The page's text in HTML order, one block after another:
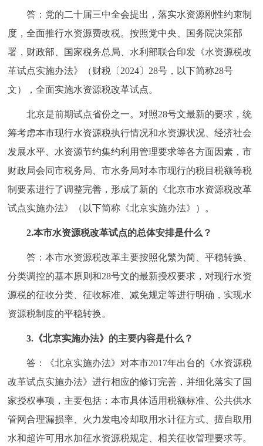
答：党的二十届三中全会提出，落实水资源刚性约束制
度，全面推行水资源费改税。按照党中央、国务院决策部
署，财政部、国家税务总局、水利部联合印发《水资源税改
革试点实施办法》（财税〔2024〕28号，以下简称28号
文），全面实施水资源税改革试点。
北京是前期试点省份之一。对照28号文最新的要求，统
筹考虑本市现行水资源税执行情况和水资源状况、经济社会
发展水平、水资源节约集约利用管理要求等各方面因素，市
财政局会同市税务局、市水务局对本市现行的税目税额等税
制要素进行了调整完善，形成了新的《北京市水资源税改革
试点实施办法》（以下简称《北京实施办法》）。
2.本市水资源税改革试点的总体安排是什么？
答：本市水资源税改革主要按照化繁为简、平稳转换、
分类调控的基本原则和28号文的最新授权要求，对现行水资
源税的征收分类、征收标准、减免规定等进行明确，实现水
资源税制度的平稳转换。
3.《北京实施办法》的主要内容是什么？
答：《北京实施办法》对本市2017年出台的《水资源税
改革试点实施办法》进行相应的修订完善，并细化落实了国
家授权事项，主要包括：本市具体适用税额标准、公共供水
管网合理漏损率、火力发电冷却取用水计征方式、擅自取用
水和超许可用水加征水资源税规定、相关征收管理要求等。